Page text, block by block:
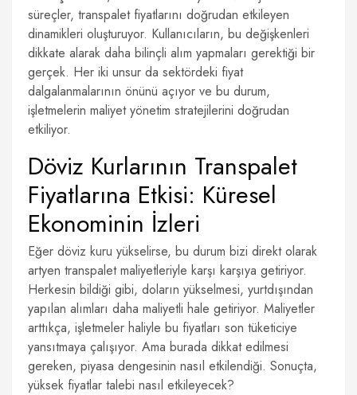
süreçler, transpalet fiyatlarını doğrudan etkileyen
dinamikleri oluşturuyor. Kullanıcıların, bu değişkenleri
dikkate alarak daha bilinçli alım yapmaları gerektiği bir
gerçek. Her iki unsur da sektördeki fiyat
dalgalanmalarının önünü açıyor ve bu durum,
işletmelerin maliyet yönetim stratejilerini doğrudan
etkiliyor.
Döviz Kurlarının Transpalet
Fiyatlarına Etkisi: Küresel
Ekonominin İzleri
Eğer döviz kuru yükselirse, bu durum bizi direkt olarak
artyen transpalet maliyetleriyle karşı karşıya getiriyor.
Herkesin bildiği gibi, doların yükselmesi, yurtdışından
yapılan alımları daha maliyetli hale getiriyor. Maliyetler
arttıkça, işletmeler haliyle bu fiyatları son tüketiciye
yansıtmaya çalışıyor. Ama burada dikkat edilmesi
gereken, piyasa dengesinin nasıl etkilendiği. Sonuçta,
yüksek fiyatlar talebi nasıl etkileyecek?